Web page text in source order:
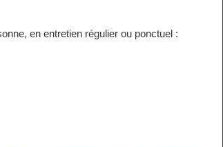
en entretien régulier ou ponctuel :